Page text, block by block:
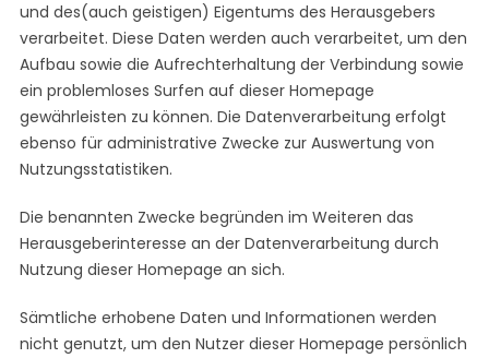
und des(auch geistigen) Eigentums des Herausgebers
verarbeitet. Diese Daten werden auch verarbeitet, um den
Aufbau sowie die Aufrechterhaltung der Verbindung sowie
ein problemloses Surfen auf dieser Homepage
gewährleisten zu können. Die Datenverarbeitung erfolgt
ebenso für administrative Zwecke zur Auswertung von
Nutzungsstatistiken.
Die benannten Zwecke begründen im Weiteren das
Herausgeberinteresse an der Datenverarbeitung durch
Nutzung dieser Homepage an sich.
Sämtliche erhobene Daten und Informationen werden
nicht genutzt, um den Nutzer dieser Homepage persönlich